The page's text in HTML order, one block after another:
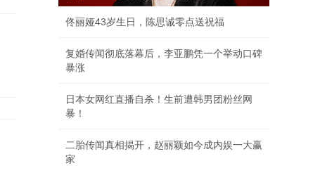
佟丽娅43岁生日，陈思诚零点送祝福
复婚传闻彻底落幕后，李亚鹏凭一个举动口碑
暴涨
日本女网红直播自杀！生前遭韩男团粉丝网
暴！
二胎传闻真相揭开，赵丽颖如今成内娱一大赢
家